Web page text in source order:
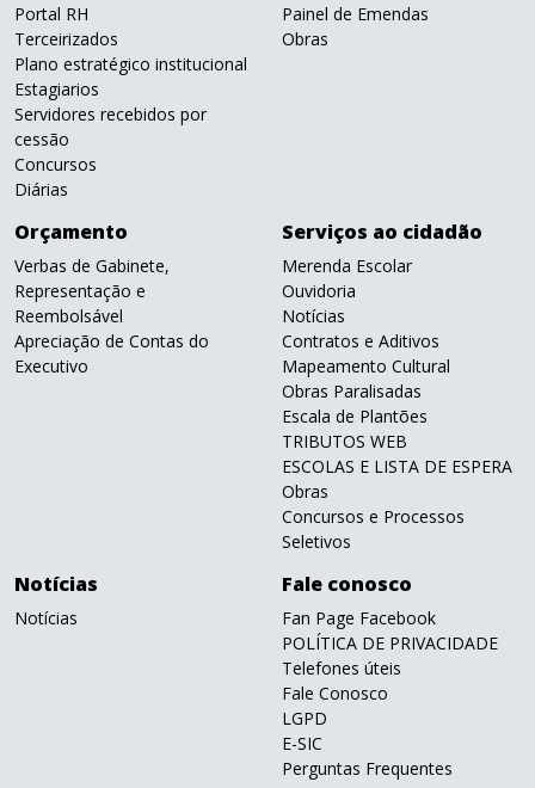
Portal RH
Terceirizados
Plano estratégico institucional
Estagiarios
Servidores recebidos por
cessão
Concursos
Diárias
Painel de Emendas
Obras
Orçamento
Verbas de Gabinete,
Representação e
Reembolsável
Apreciação de Contas do
Executivo
Serviços ao cidadão
Merenda Escolar
Ouvidoria
Notícias
Contratos e Aditivos
Mapeamento Cultural
Obras Paralisadas
Escala de Plantões
TRIBUTOS WEB
ESCOLAS E LISTA DE ESPERA
Obras
Concursos e Processos
Seletivos
Notícias
Notícias
Fale conosco
Fan Page Facebook
POLÍTICA DE PRIVACIDADE
Telefones úteis
Fale Conosco
LGPD
E-SIC
Perguntas Frequentes